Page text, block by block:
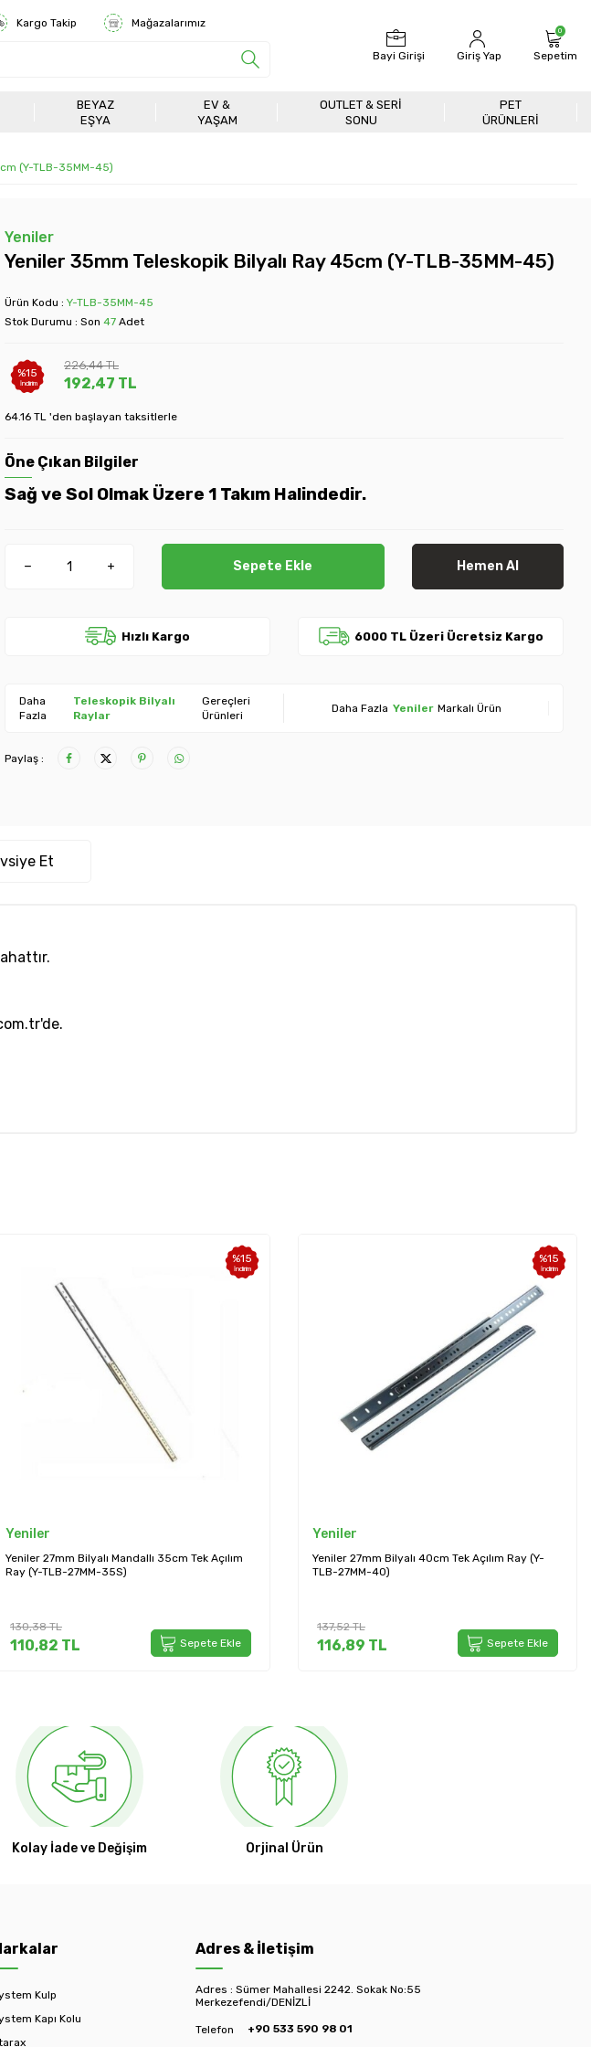
Kargo Takip Mağazalarımız
Bayi Girişi Giriş Yap
0
Sepetim
BEYAZ
EŞYA
EV &
YAŞAM
OUTLET & SERI
SONU
PET
ÜRÜNLERİ
(Y-TLB-35MM-45)
Yeniler
Yeniler 35mm Teleskopik Bilyalı Ray 45cm (Y-TLB-35MM-45)
Ürün Kodu : Y-TLB-35MM-45
Stok Durumu : Son 47 Adet
%15
İndirim
226,44TL
192,47 TL
64.16 TL 'den başlayan taksitlerle
Öne Çıkan Bilgiler
Sağ ve Sol Olmak Üzere 1 Takım Halindedir.
Sepete Ekle Hemen Al
Hızlı Kargo 6000 TL Üzeri Ücretsiz Kargo
Daha
Fazla
Teleskopik Bilyalı
Raylar
Gereçleri
Ürünleri
Daha Fazla Yeniler Markalı Ürün
Paylaş :
Et
%15
İndirim
Yeniler
Yeniler 27mm Bilyalı Mandallı 35cm Tek Açılım
Ray (Y-TLB-27MM-35S)
130,38TL
110,82 TL Sepete Ekle
%15
İndirim
Yeniler
Yeniler 27mm Bilyalı 40cm Tek Açılım Ray (Y-
TLB-27MM-40)
137,52TL
116,89 TL Sepete Ekle
Kolay İade ve Değişim Orjinal Ürün
Kulp
Kapı Kolu
Adres & İletişim
Adres : Sümer Mahallesi 2242. Sokak No:55
Merkezefendi/DENİZLİ
Telefon +90 533 590 98 01